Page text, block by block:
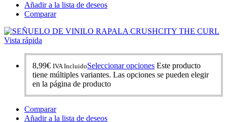
Añadir a la lista de deseos
Comparar
Vista rápida
8,99€ IVA IncluidoSeleccionar opciones Este producto
tiene múltiples variantes. Las opciones se pueden elegir
en la página de producto
Comparar
Añadir a la lista de deseos